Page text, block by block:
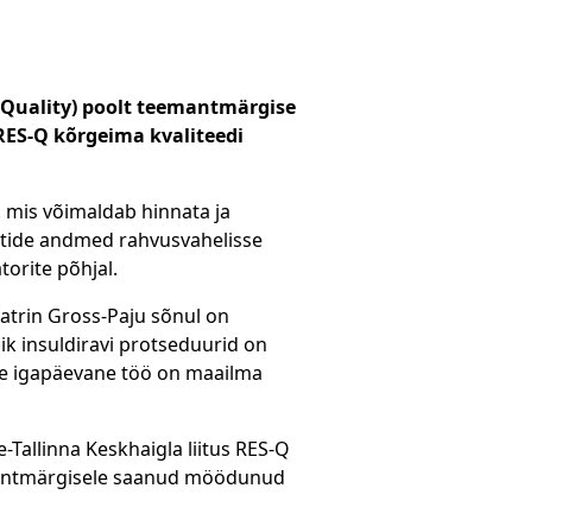
Quality) poolt teemantmärgise
Q kõrgeima kvaliteedi
võimaldab hinnata ja
andmed rahvusvahelisse
põhjal.
Gross-Paju sõnul on
insuldiravi protseduurid on
igapäevane töö on maailma
Keskhaigla liitus RES-Q
saanud möödunud